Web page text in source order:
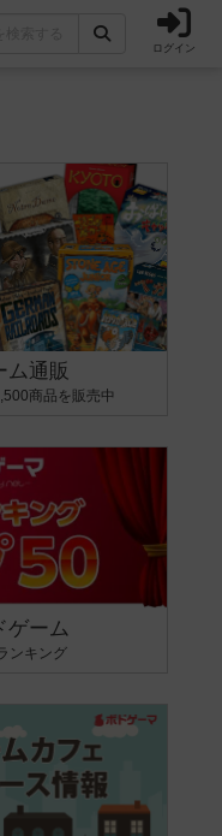
ログイン
ム通販
商品を販売中
ゲーム
ンキング